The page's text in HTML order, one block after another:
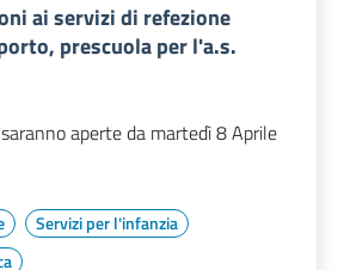
ai servizi di refezione
prescuola per l'a.s.
aperte da martedì 8 Aprile
Servizi per l'infanzia